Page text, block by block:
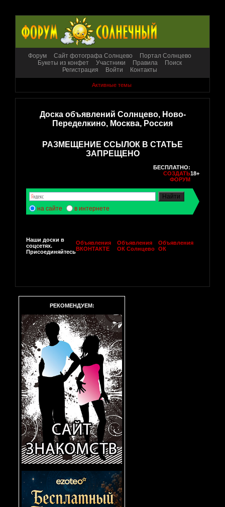
Форум Сайт фотографа Солнцево
Портал Солнцево
Букеты из конфет
Участники Правила
Поиск
Регистрация
Войти Контакты
Активные темы
Доска объявлений Солнцево, Ново-
Переделкино, Москва, Россия
РАЗМЕЩЕНИЕ ССЫЛОК В СТАТЬЕ
ЗАПРЕЩЕНО
БЕСПЛАТНО:
СОЗДАТЬ
ФОРУМ
18+
на сайте в интернете
Наши доски в
соцсетях.
Присоединяйтесь
Объявления
ВКОНТАКТЕ
Объявления
ОК Солнцево
Объявления
ОК
РЕКОМЕНДУЕМ: